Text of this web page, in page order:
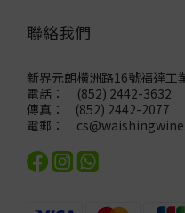
聯絡我們
新界元朗橫洲路16號福達工
電話： (852) 2442-3632
傳真： (852) 2442-2077
電郵：